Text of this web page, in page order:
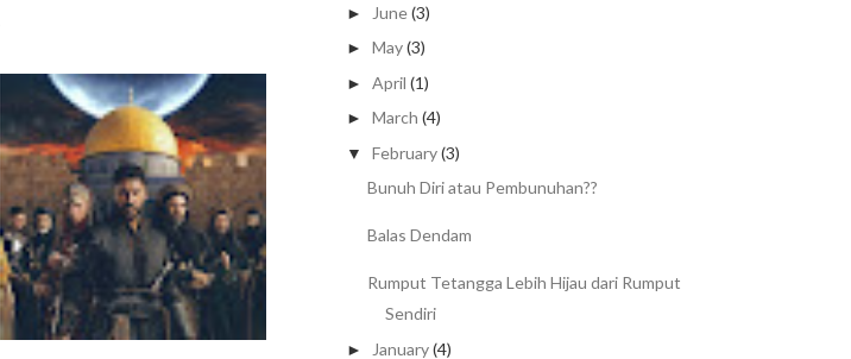
► June(3)
► May(3)
► April (1)
► March (4)
▼ February(3)
Bunuh Diri atau Pembunuhan??
Balas Dendam
Rumput Tetangga Lebih Hijau dari Rumput
Sendiri
► January(4)